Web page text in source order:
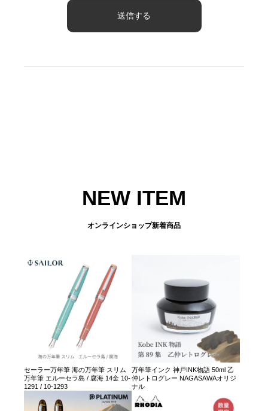
NEW ITEM
オンラインショップ新着商品
セーラー万年筆 海の万年筆 スリム
万年筆 エルーセラ島 / 腐海 14金 10-
1291 / 10-1293
万年筆インク 神戸INK物語 50ml 乙
仲レトログレー NAGASAWAオリジ
ナル